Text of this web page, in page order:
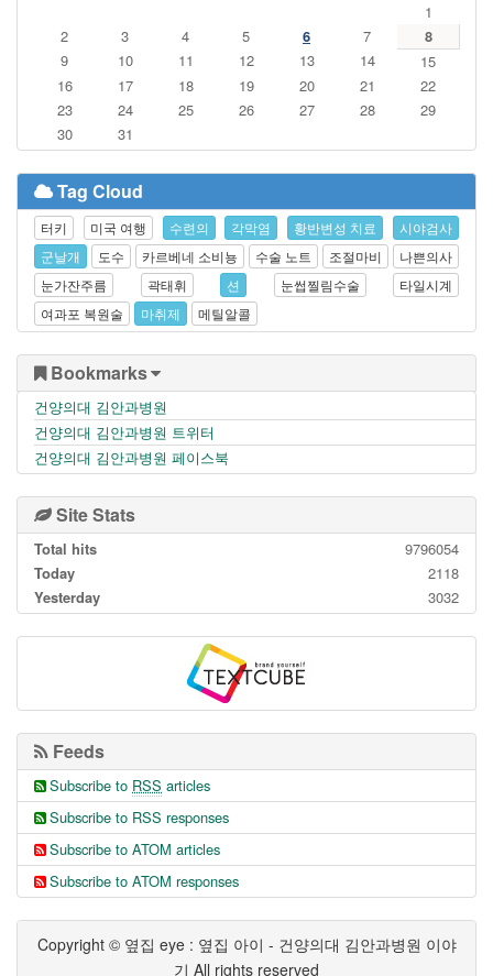
1
2
3 4 5 6 7
8
9
10 11 12 13 14
15
16
17 18 19 20 21
22
23
24 25 26 27 28
29
30
31
Tag Cloud
터키 미국 여행 수련의 각막염 황반변성 치료
시야검사
군날개
도수 카르베네 소비뇽 수술 노트 조절마비
나쁜의사
눈가잔주름
곽태휘 션 눈썹찔림수술
타일시계
여과포 복원술
마취제 메틸알콜
Bookmarks
건양의대 김안과병원
건양의대 김안과병원 트위터
건양의대 김안과병원 페이스북
Site Stats
Total hits
9796054
Today
2118
Yesterday
3032
Feeds
Subscribe to RSS articles
Subscribe to RSS responses
Subscribe to ATOM articles
Subscribe to ATOM responses
Copyright © 옆집 eye : 옆집 아이 - 건양의대 김안과병원 이야
기 All rights reserved